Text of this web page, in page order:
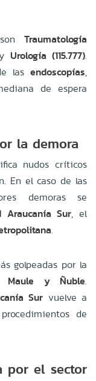
Traumatología
y Urología (115.777).
las endoscopías,
de espera
la demora
nudos críticos
En el caso de las
demoras se
Araucanía Sur, el
.
golpeadas por la
Maule y Ñuble.
Sur vuelve a
de
por el sector